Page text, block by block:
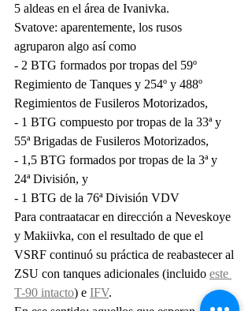
5 aldeas en el área de Ivanivka.
Svatove: aparentemente, los rusos
agruparon algo así como
- 2 BTG formados por tropas del 59º
Regimiento de Tanques y 254º y 488º
Regimientos de Fusileros Motorizados,
- 1 BTG compuesto por tropas de la 33ª y
55ª Brigadas de Fusileros Motorizados,
- 1,5 BTG formados por tropas de la 3ª y
24ª División, y
- 1 BTG de la 76ª División VDV
Para contraatacar en dirección a Neveskoye
y Makiivka, con el resultado de que el
VSRF continuó su práctica de reabastecer al
ZSU con tanques adicionales (incluido este
T-90 intacto) e IFV.